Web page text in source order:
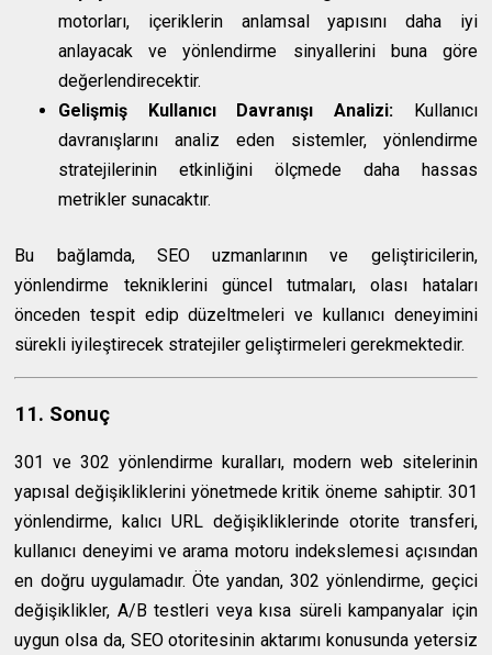
motorları, içeriklerin anlamsal yapısını daha iyi
anlayacak ve yönlendirme sinyallerini buna göre
değerlendirecektir.
Gelişmiş Kullanıcı Davranışı Analizi: Kullanıcı
davranışlarını analiz eden sistemler, yönlendirme
stratejilerinin etkinliğini ölçmede daha hassas
metrikler sunacaktır.
Bu bağlamda, SEO uzmanlarının ve geliştiricilerin,
yönlendirme tekniklerini güncel tutmaları, olası hataları
önceden tespit edip düzeltmeleri ve kullanıcı deneyimini
sürekli iyileştirecek stratejiler geliştirmeleri gerekmektedir.
11. Sonuç
301 ve 302 yönlendirme kuralları, modern web sitelerinin
yapısal değişikliklerini yönetmede kritik öneme sahiptir. 301
yönlendirme, kalıcı URL değişikliklerinde otorite transferi,
kullanıcı deneyimi ve arama motoru indekslemesi açısından
en doğru uygulamadır. Öte yandan, 302 yönlendirme, geçici
değişiklikler, A/B testleri veya kısa süreli kampanyalar için
uygun olsa da, SEO otoritesinin aktarımı konusunda yetersiz